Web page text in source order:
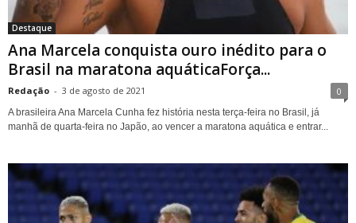
Destaque
Ana Marcela conquista ouro inédito para o
Brasil na maratona aquáticaForça...
Redação - 3 de agosto de 2021 0
A brasileira Ana Marcela Cunha fez história nesta terça-feira no Brasil, já
manhã de quarta-feira no Japão, ao vencer a maratona aquática e entrar...